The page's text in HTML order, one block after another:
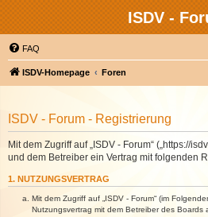
ISDV -
FAQ
ISDV-Homepage Foren
ISDV - Forum - Registrierung
Mit dem Zugriff auf „ISDV - Forum“ („https://
und dem Betreiber ein Vertrag mit folgenden
1. NUTZUNGSVERTRAG
Mit dem Zugriff auf „ISDV - Forum“ (im
Nutzungsvertrag mit dem Betreiber des Boards